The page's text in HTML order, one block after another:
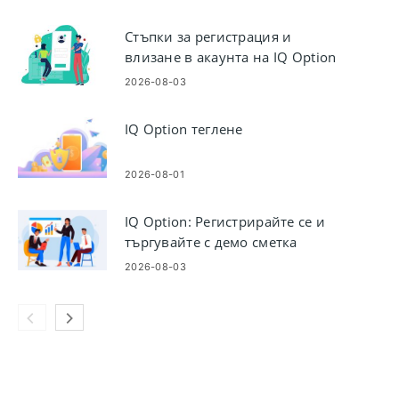
Стъпки за регистрация и
влизане в акаунта на IQ Option
2026-08-03
IQ Option теглене
2026-08-01
IQ Option: Регистрирайте се и
търгувайте с демо сметка
2026-08-03